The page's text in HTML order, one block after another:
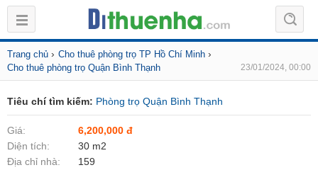
Trang chủ › Cho thuê phòng trọ TP Hồ Chí Minh ›
Cho thuê phòng trọ Quận Bình Thạnh 23/01/2024, 00:00
Tiêu chí tìm kiếm: Phòng trọ Quận Bình Thạnh
Giá:
6,200,000 đ
Diện tích:
30 m2
Địa chỉ nhà:
159